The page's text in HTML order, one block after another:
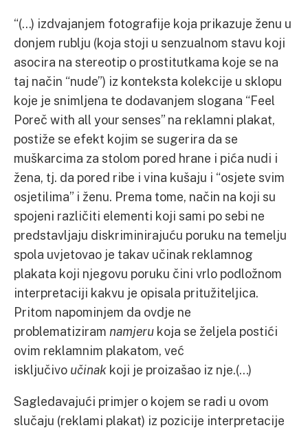
“(…) izdvajanjem fotografije koja prikazuje ženu u
donjem rublju (koja stoji u senzualnom stavu koji
asocira na stereotip o prostitutkama koje se na
taj način “nude”) iz konteksta kolekcije u sklopu
koje je snimljena te dodavanjem slogana “Feel
Poreč with all your senses” na reklamni plakat,
postiže se efekt kojim se sugerira da se
muškarcima za stolom pored hrane i pića nudi i
žena, tj. da pored ribe i vina kušaju i “osjete svim
osjetilima” i ženu. Prema tome, način na koji su
spojeni različiti elementi koji sami po sebi ne
predstavljaju diskriminirajuću poruku na temelju
spola uvjetovao je takav učinak reklamnog
plakata koji njegovu poruku čini vrlo podložnom
interpretaciji kakvu je opisala pritužiteljica.
Pritom napominjem da ovdje ne
problematiziram namjeru koja se željela postići
ovim reklamnim plakatom, već
isključivo učinak koji je proizašao iz nje.(…)
Sagledavajući primjer o kojem se radi u ovom
slučaju (reklami plakat) iz pozicije interpretacije